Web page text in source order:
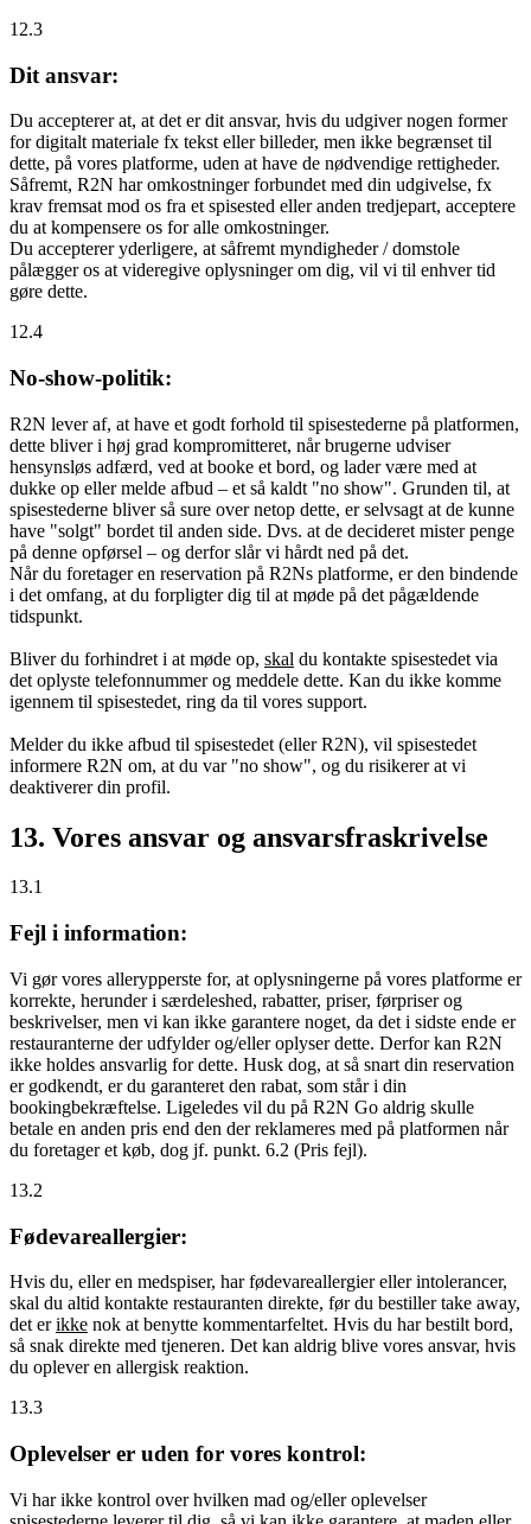
12.3
Dit ansvar:
Du accepterer at, at det er dit ansvar, hvis du udgiver nogen former
for digitalt materiale fx tekst eller billeder, men ikke begrænset til
dette, på vores platforme, uden at have de nødvendige rettigheder.
Såfremt, R2N har omkostninger forbundet med din udgivelse, fx
krav fremsat mod os fra et spisested eller anden tredjepart, acceptere
du at kompensere os for alle omkostninger.
Du accepterer yderligere, at såfremt myndigheder / domstole
pålægger os at videregive oplysninger om dig, vil vi til enhver tid
gøre dette.
12.4
No-show-politik:
R2N lever af, at have et godt forhold til spisestederne på platformen,
dette bliver i høj grad kompromitteret, når brugerne udviser
hensynsløs adfærd, ved at booke et bord, og lader være med at
dukke op eller melde afbud – et så kaldt "no show". Grunden til, at
spisestederne bliver så sure over netop dette, er selvsagt at de kunne
have "solgt" bordet til anden side. Dvs. at de decideret mister penge
på denne opførsel – og derfor slår vi hårdt ned på det.
Når du foretager en reservation på R2Ns platforme, er den bindende
i det omfang, at du forpligter dig til at møde på det pågældende
tidspunkt.
Bliver du forhindret i at møde op, skal du kontakte spisestedet via
det oplyste telefonnummer og meddele dette. Kan du ikke komme
igennem til spisestedet, ring da til vores support.
Melder du ikke afbud til spisestedet (eller R2N), vil spisestedet
informere R2N om, at du var "no show", og du risikerer at vi
deaktiverer din profil.
13. Vores ansvar og ansvarsfraskrivelse
13.1
Fejl i information:
Vi gør vores allerypperste for, at oplysningerne på vores platforme er
korrekte, herunder i særdeleshed, rabatter, priser, førpriser og
beskrivelser, men vi kan ikke garantere noget, da det i sidste ende er
restauranterne der udfylder og/eller oplyser dette. Derfor kan R2N
ikke holdes ansvarlig for dette. Husk dog, at så snart din reservation
er godkendt, er du garanteret den rabat, som står i din
bookingbekræftelse. Ligeledes vil du på R2N Go aldrig skulle
betale en anden pris end den der reklameres med på platformen når
du foretager et køb, dog jf. punkt. 6.2 (Pris fejl).
13.2
Fødevareallergier:
Hvis du, eller en medspiser, har fødevareallergier eller intolerancer,
skal du altid kontakte restauranten direkte, før du bestiller take away,
det erikke nok at benytte kommentarfeltet. Hvis du har bestilt bord,
så snak direkte med tjeneren. Det kan aldrig blive vores ansvar, hvis
du oplever en allergisk reaktion.
13.3
Oplevelser er uden for vores kontrol:
Vi har ikke kontrol over hvilken mad og/eller oplevelser